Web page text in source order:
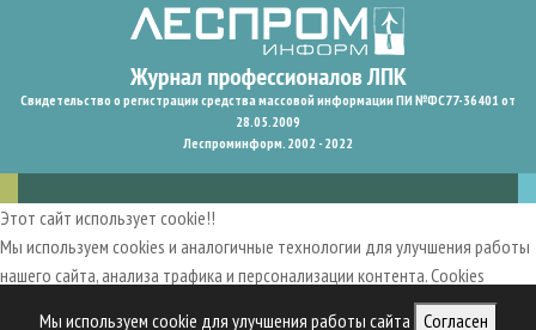
Мы используем cookie для улучшения работы сайта Согласен
Свидетельство о регистрации средства массовой информации ПИ №ФС77-36401 от
28.05.2009
Леспроминформ. 2002 - 2022
Этот сайт использует cookie!!
Мы используем cookies и аналогичные технологии для улучшения работы
нашего сайта, анализа трафика и персонализации контента. Cookies